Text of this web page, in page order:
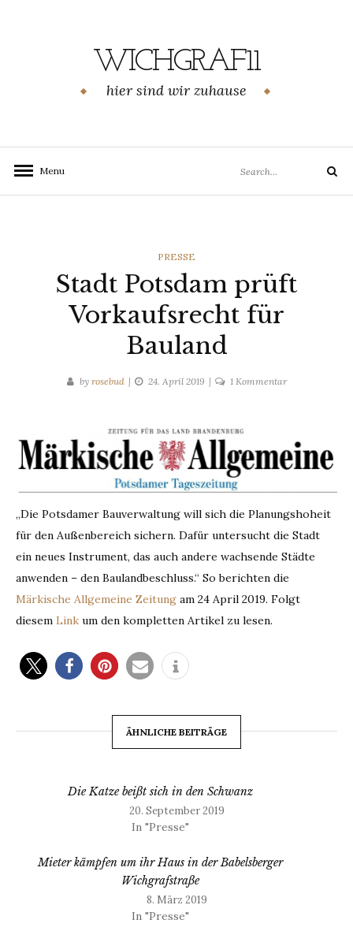
WICHGRAF11
hier sind wir zuhause
Menu
for:
Search
CATEGORIES
PRESSE
Stadt Potsdam prüft
Vorkaufsrecht für
Bauland
by rosebud 24. April 2019 1 Kommentarzu
Vorkaufsrecht
für
„Die Potsdamer Bauverwaltung will sich die Planungshoheit
für den Außenbereich sichern. Dafür untersucht die Stadt
ein neues Instrument, das auch andere wachsende Städte
anwenden – den Baulandbeschluss.“ So berichten die
Märkische Allgemeine Zeitung am 24 April 2019. Folgt
diesem Link um den kompletten Artikel zu lesen.
ÄHNLICHE BEITRÄGE
Die Katze beißt sich in den Schwanz
20. September 2019
In "Presse"
Mieter kämpfen um ihr Haus in der Babelsberger
Wichgrafstraße
8. März 2019
In "Presse"